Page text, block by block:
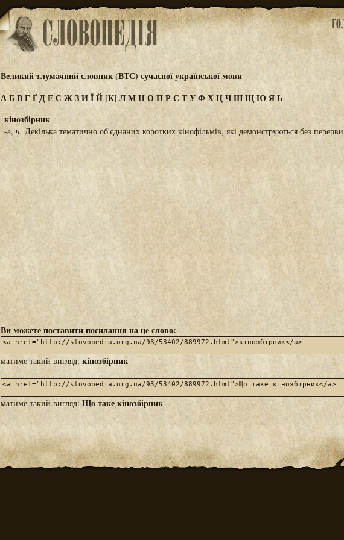
Великий тлумачний словник (ВТС) сучасної української мови
АБВГҐДЕЄ ЖЗИЇЙ [К] ЛМНОПРС ТУФХЦЧШЩЮ ЯЬ
кінозбірник
-а,ч. Декілька тематично об'єднаних коротких кінофільмів, які демонструються без
Ви можете поставити посилання на це слово:
матиме такий вигляд: кінозбірник
матиме такий вигляд:Що таке кінозбірник